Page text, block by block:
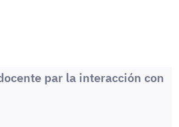
par la interacción con